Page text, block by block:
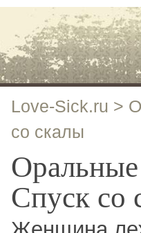
Love-Sick.ru >
со скалы
Спуск со